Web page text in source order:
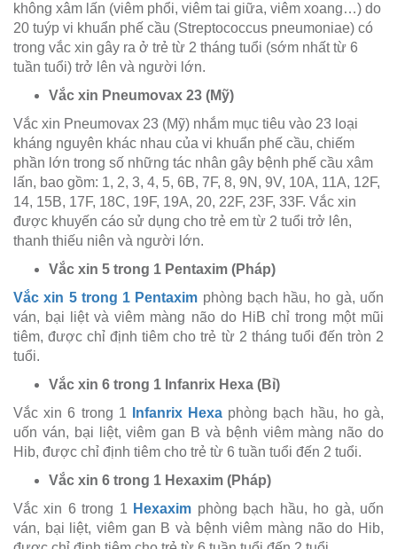
không xâm lấn (viêm phổi, viêm tai giữa, viêm xoang…) do
20 tuýp vi khuẩn phế cầu (Streptococcus pneumoniae) có
trong vắc xin gây ra ở trẻ từ 2 tháng tuổi (sớm nhất từ 6
tuần tuổi) trở lên và người lớn.
Vắc xin Pneumovax 23 (Mỹ)
Vắc xin Pneumovax 23 (Mỹ) nhắm mục tiêu vào 23 loại
kháng nguyên khác nhau của vi khuẩn phế cầu, chiếm
phần lớn trong số những tác nhân gây bệnh phế cầu xâm
lấn, bao gồm: 1, 2, 3, 4, 5, 6B, 7F, 8, 9N, 9V, 10A, 11A, 12F,
14, 15B, 17F, 18C, 19F, 19A, 20, 22F, 23F, 33F. Vắc xin
được khuyến cáo sử dụng cho trẻ em từ 2 tuổi trở lên,
thanh thiếu niên và người lớn.
Vắc xin 5 trong 1 Pentaxim (Pháp)
Vắc xin 5 trong 1 Pentaxim phòng bạch hầu, ho gà, uốn
ván, bại liệt và viêm màng não do HiB chỉ trong một mũi
tiêm, được chỉ định tiêm cho trẻ từ 2 tháng tuổi đến tròn 2
tuổi.
Vắc xin 6 trong 1 Infanrix Hexa (Bỉ)
Vắc xin 6 trong 1
Infanrix Hexa phòng bạch hầu, ho gà,
uốn ván, bại liệt, viêm gan B và bệnh viêm màng não do
Hib, được chỉ định tiêm cho trẻ từ 6 tuần tuổi đến 2 tuổi.
Vắc xin 6 trong 1 Hexaxim (Pháp)
Vắc xin 6 trong 1 Hexaxim phòng bạch hầu, ho gà, uốn
ván, bại liệt, viêm gan B và bệnh viêm màng não do Hib,